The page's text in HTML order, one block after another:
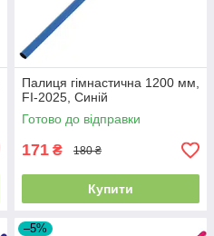
Палиця гімнастична 1200 мм,
FI-2025, Синій
Готово до відправки
171 ₴ 180 ₴
Купити
–5%